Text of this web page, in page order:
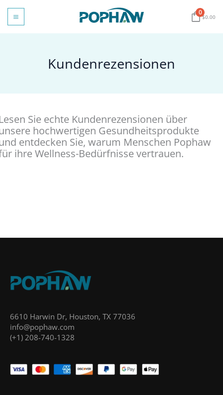
Inhalt
springen
0
$0.00
Kundenrezensionen
Sie echte Kundenrezensionen über
hochwertigen Gesundheitsprodukte
entdecken Sie, warum Menschen Pophaw
ihre Wellness-Bedürfnisse vertrauen.
6610 Harwin Dr, Houston, TX 77036
info@pophaw.com
(+1) 208-740-1328